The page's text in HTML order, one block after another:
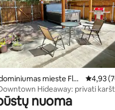
4,96 iš 5, atsiliepimų: 348
mieste Flag
4,93
Hideaway: privati
su oro kondicionieriumi
nuoma